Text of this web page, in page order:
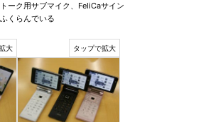
ーク用サブマイク、FeliCaサイン
くらんでいる